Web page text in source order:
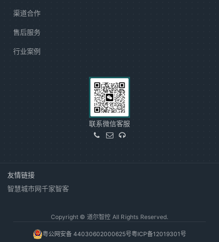
渠道合作
售后服务
行业案例
联系微信客服
友情链接
智慧城市网千家智客
Copyright © 道尔智控 All Rights Reserved.
粤公网安备 44030602000625号粤ICP备12019301号